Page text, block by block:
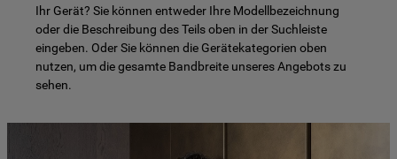
Ihr Gerät? Sie können entweder Ihre Modellbezeichnung
oder die Beschreibung des Teils oben in der Suchleiste
eingeben. Oder Sie können die Gerätekategorien oben
nutzen, um die gesamte Bandbreite unseres Angebots zu
sehen.